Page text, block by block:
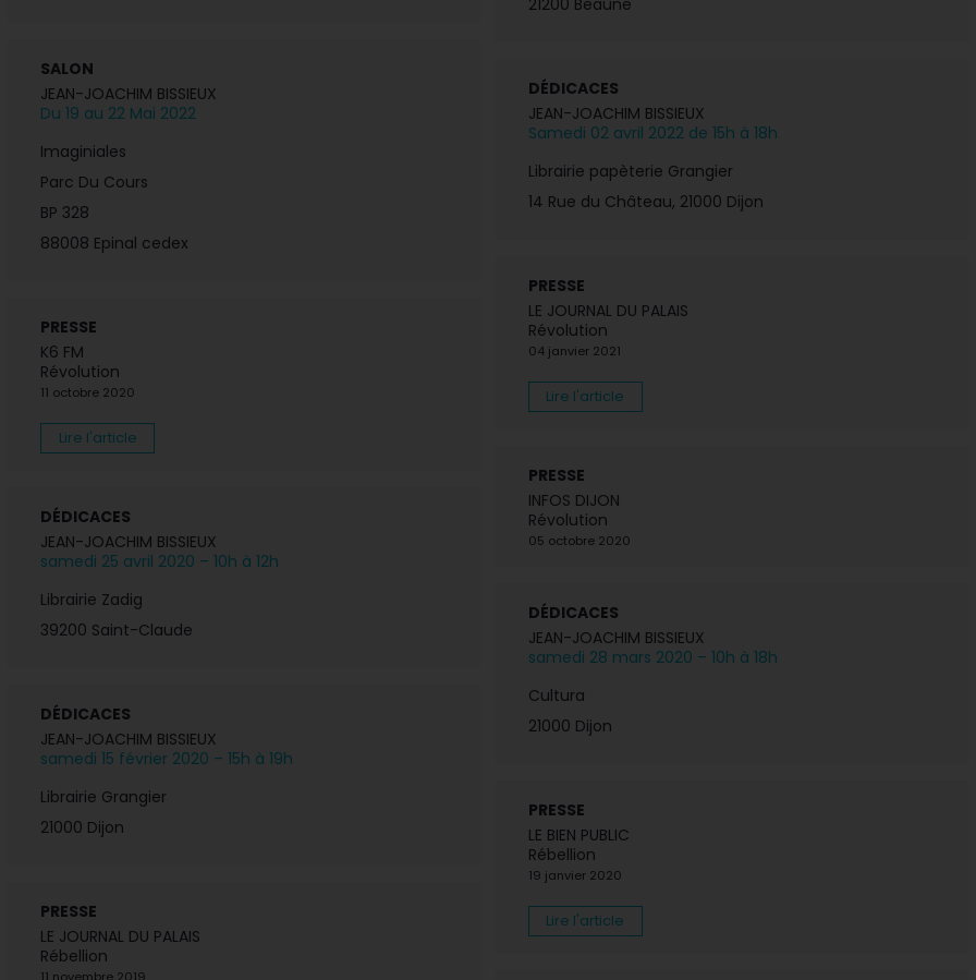
21200 Beaune
SALON
JEAN-JOACHIM BISSIEUX
Du 19 au 22 Mai 2022
Imaginiales
Parc Du Cours
BP 328
88008 Epinal cedex
DÉDICACES
JEAN-JOACHIM BISSIEUX
Samedi 02 avril 2022 de 15h à 18h
Librairie papèterie Grangier
14 Rue du Château, 21000 Dijon
PRESSE
LE JOURNAL DU PALAIS
Révolution
04 janvier 2021
Lire l'article
PRESSE
K6 FM
Révolution
11 octobre 2020
Lire l'article
PRESSE
INFOS DIJON
Révolution
05 octobre 2020
DÉDICACES
JEAN-JOACHIM BISSIEUX
samedi 25 avril 2020 – 10h à 12h
Librairie Zadig
39200 Saint-Claude
DÉDICACES
JEAN-JOACHIM BISSIEUX
samedi 28 mars 2020 – 10h à 18h
Cultura
21000 Dijon
DÉDICACES
JEAN-JOACHIM BISSIEUX
samedi 15 février 2020 – 15h à 19h
Librairie Grangier
21000 Dijon
PRESSE
LE BIEN PUBLIC
Rébellion
19 janvier 2020
Lire l'article
PRESSE
LE JOURNAL DU PALAIS
Rébellion